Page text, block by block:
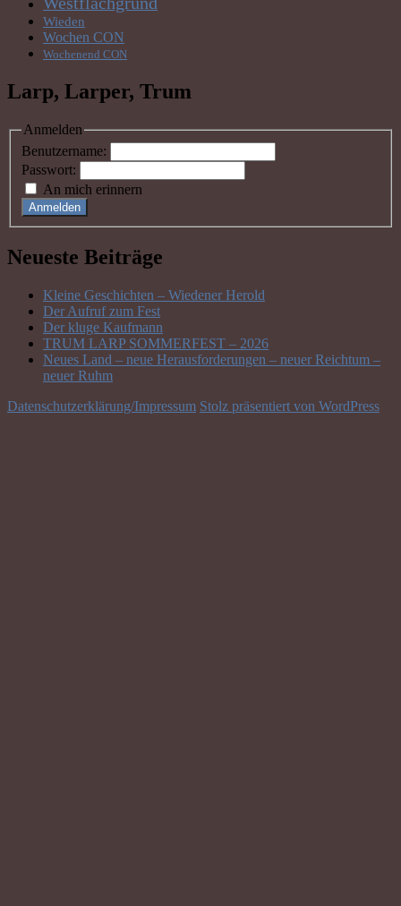
Wieden
Wochen CON
Wochenend CON
Larp, Larper, Trum
Anmelden
Benutzername:
Passwort:
An mich erinnern
Anmelden
Neueste Beiträge
Kleine Geschichten – Wiedener Herold
Der Aufruf zum Fest
Der kluge Kaufmann
TRUM LARP SOMMERFEST – 2026
Neues Land – neue Herausforderungen – neuer Reichtum –
neuer Ruhm
Datenschutzerklärung/Impressum Stolz präsentiert von WordPress